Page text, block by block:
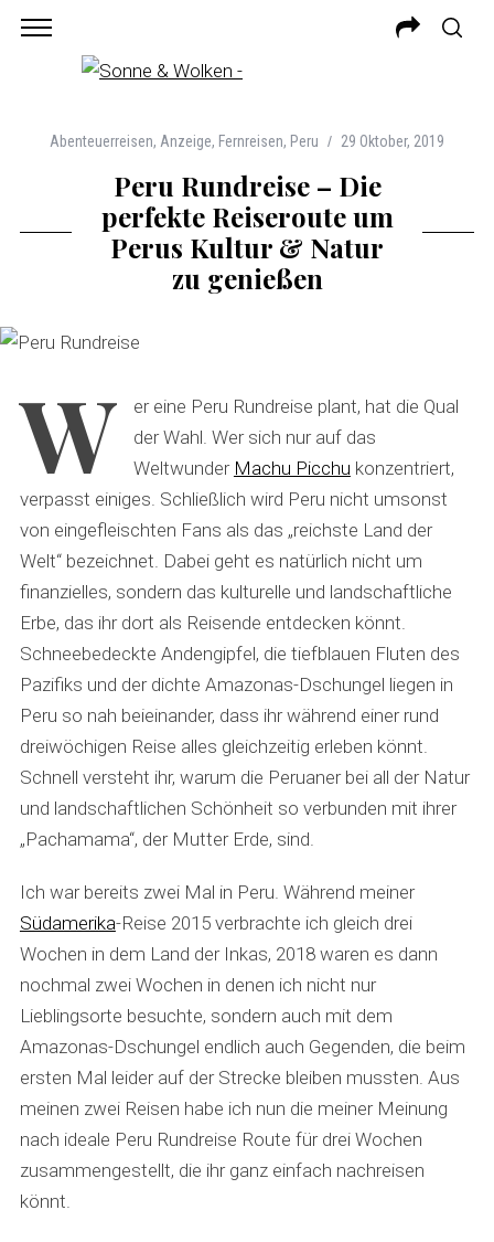
Abenteuerreisen, Anzeige, Fernreisen, Peru 29 Oktober, 2019
Peru Rundreise – Die
perfekte Reiseroute um
Perus Kultur & Natur
zu genießen
W
er eine Peru Rundreise plant, hat die Qual
der Wahl. Wer sich nur auf das
Weltwunder Machu Picchu konzentriert,
verpasst einiges. Schließlich wird Peru nicht umsonst
von eingefleischten Fans als das „reichste Land der
Welt“ bezeichnet. Dabei geht es natürlich nicht um
finanzielles, sondern das kulturelle und landschaftliche
Erbe, das ihr dort als Reisende entdecken könnt.
Schneebedeckte Andengipfel, die tiefblauen Fluten des
Pazifiks und der dichte Amazonas-Dschungel liegen in
Peru so nah beieinander, dass ihr während einer rund
dreiwöchigen Reise alles gleichzeitig erleben könnt.
Schnell versteht ihr, warum die Peruaner bei all der Natur
und landschaftlichen Schönheit so verbunden mit ihrer
„Pachamama“, der Mutter Erde, sind.
Ich war bereits zwei Mal in Peru. Während meiner
Südamerika-Reise 2015 verbrachte ich gleich drei
Wochen in dem Land der Inkas, 2018 waren es dann
nochmal zwei Wochen in denen ich nicht nur
Lieblingsorte besuchte, sondern auch mit dem
Amazonas-Dschungel endlich auch Gegenden, die beim
ersten Mal leider auf der Strecke bleiben mussten. Aus
meinen zwei Reisen habe ich nun die meiner Meinung
nach ideale Peru Rundreise Route für drei Wochen
zusammengestellt, die ihr ganz einfach nachreisen
könnt.